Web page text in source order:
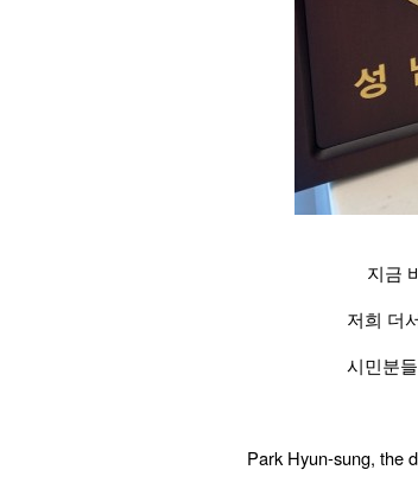
지금
저희 더
시민분
Park Hyun-sung, the